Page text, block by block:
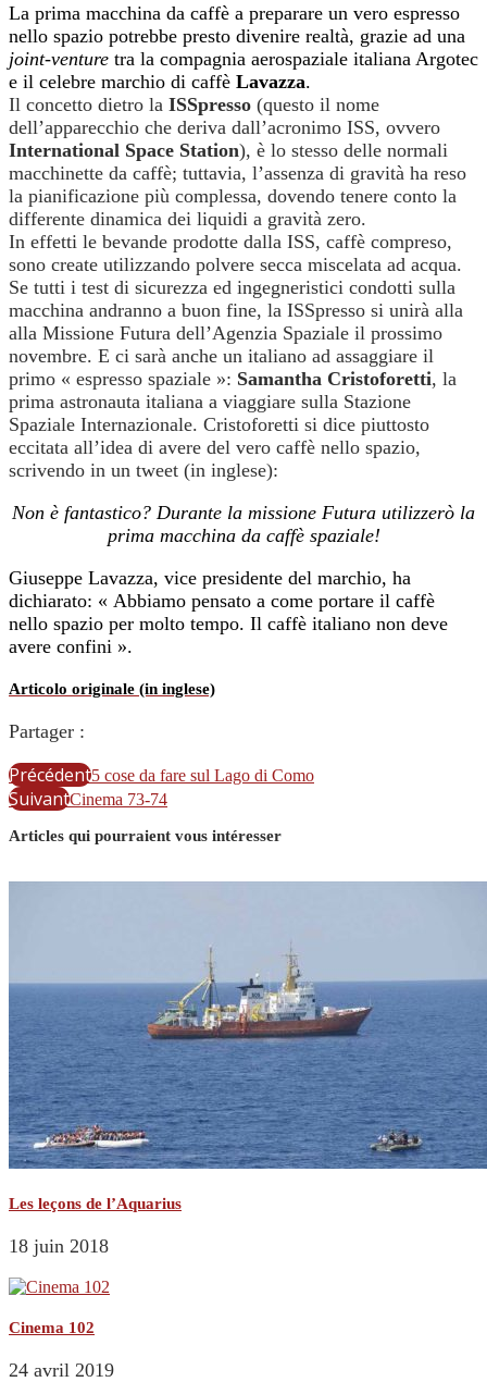
La prima macchina da caffè a preparare un vero espresso
nello spazio potrebbe presto divenire realtà, grazie ad una
joint-venture tra la compagnia aerospaziale italiana Argotec
e il celebre marchio di caffè Lavazza.
Il concetto dietro la ISSpresso (questo il nome
dell’apparecchio che deriva dall’acronimo ISS, ovvero
International Space Station), è lo stesso delle normali
macchinette da caffè; tuttavia, l’assenza di gravità ha reso
la pianificazione più complessa, dovendo tenere conto la
differente dinamica dei liquidi a gravità zero.
In effetti le bevande prodotte dalla ISS, caffè compreso,
sono create utilizzando polvere secca miscelata ad acqua.
Se tutti i test di sicurezza ed ingegneristici condotti sulla
macchina andranno a buon fine, la ISSpresso si unirà alla
alla Missione Futura dell’Agenzia Spaziale il prossimo
novembre. E ci sarà anche un italiano ad assaggiare il
primo « espresso spaziale »: Samantha Cristoforetti, la
prima astronauta italiana a viaggiare sulla Stazione
Spaziale Internazionale. Cristoforetti si dice piuttosto
eccitata all’idea di avere del vero caffè nello spazio,
scrivendo in un tweet (in inglese):
Non è fantastico? Durante la missione Futura utilizzerò la
prima macchina da caffè spaziale!
Giuseppe Lavazza, vice presidente del marchio, ha
dichiarato: « Abbiamo pensato a come portare il caffè
nello spazio per molto tempo. Il caffè italiano non deve
avere confini ».
Articolo originale (in inglese)
Partager :
Précédent5 cose da fare sul Lago di Como
SuivantCinema 73-74
Articles qui pourraient vous intéresser
Les leçons de l’Aquarius
18 juin 2018
Cinema 102
24 avril 2019